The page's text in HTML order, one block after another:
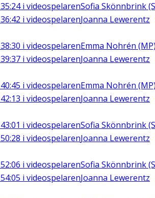
35:24i videospelarenSofia Skönnbrink
36:42 i videospelarenJoanna Lewerentz
38:30 i videospelarenEmma Nohrén
39:37 i videospelarenJoanna Lewerentz
40:45 i videospelarenEmma Nohrén
42:13 i videospelarenJoanna Lewerentz
43:01 i videospelarenSofia Skönnbrink
50:28 i videospelarenJoanna Lewerentz
52:06 i videospelarenSofia Skönnbrink
54:05 i videospelarenJoanna Lewerentz